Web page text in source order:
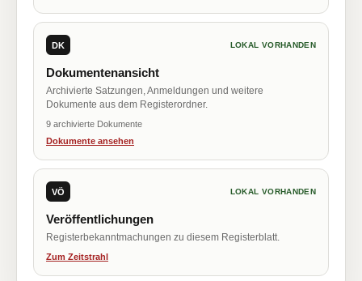
DK LOKAL VORHANDEN
Dokumentenansicht
Archivierte Satzungen, Anmeldungen und weitere
Dokumente aus dem Registerordner.
9 archivierte Dokumente
Dokumente ansehen
VÖ LOKAL VORHANDEN
Veröffentlichungen
Registerbekanntmachungen zu diesem Registerblatt.
Zum Zeitstrahl